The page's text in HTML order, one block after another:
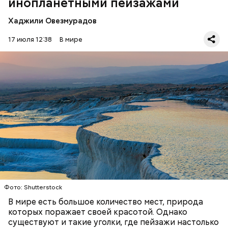
Хаджили Овезмурадов
17 июля 12:38 В мире
Фото: Shutterstock
В мире есть большое количество мест, природа
которых поражает своей красотой. Однако
существуют и такие уголки, где пейзажи настолько
Термальные источники Памуккале в Турции
выглядят так, будто они сделаны изо льда, но на
самом деле они состоят из отложений известняка.
Горячие источники, насыщенные кальцием,
тысячелетиями создавали эти ступенчатые
бассейны. Сейчас это одна из самых известных
достопримечательностей в Турции.
ПРИРОДА ПЛАНЕТА ЗЕМЛЯ ТУРИЗМ
Стив Балмер
Фото: Shutterstock